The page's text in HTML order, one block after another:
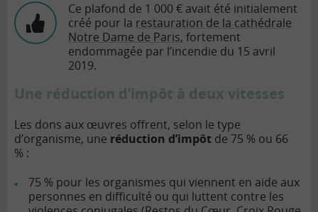
Ce plafond de 1 000 € avait été initialement
créé pour la restauration de la cathédrale
Notre Dame de Paris, fortement
endommagée par l’incendie du 15 avril
2019.
Une réduction d’impôt à deux vitesses
Les dons aux œuvres offrent, selon le type
d’organisme, une réduction d’impôt de 75 % ou 66
% :
75 % pour les organismes qui viennent en aide aux
personnes en difficulté ou qui luttent contre les